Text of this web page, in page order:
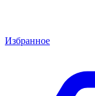
Избранное